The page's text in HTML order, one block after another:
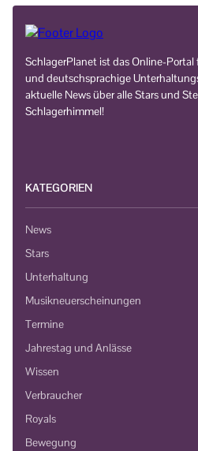
SchlagerPlanet ist das Online-Portal
und deutschsprachige
aktuelle News über alle Stars und
Schlagerhimmel!
KATEGORIEN
News
Stars
Unterhaltung
Musikneuerscheinungen
Termine
Jahrestag und Anlässe
Wissen
Verbraucher
Royals
Bewegung